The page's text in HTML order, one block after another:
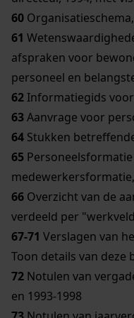
60
61
afspraken voor
personeel en
62 Informatiegids
63Aanvrage voor
64 Stukken
65
66 Overzicht van de
verdeeld per
67-71 Verslagen van
Toon details van deze
72 Notulen van
en 1993-1998